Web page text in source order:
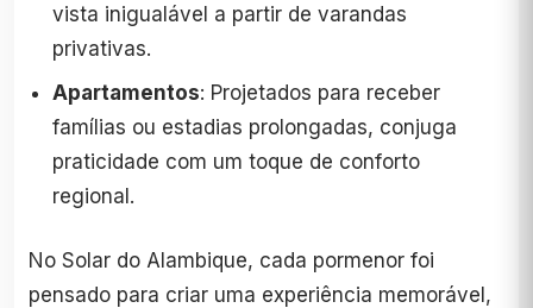
vista inigualável a partir de varandas
privativas.
Apartamentos: Projetados para receber
famílias ou estadias prolongadas, conjuga
praticidade com um toque de conforto
regional.
No Solar do Alambique, cada pormenor foi
pensado para criar uma experiência memorável,